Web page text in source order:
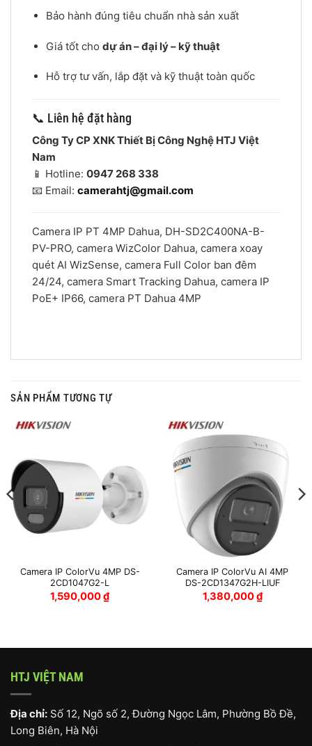
Bảo hành đúng tiêu chuẩn nhà sản xuất
Giá tốt cho dự án – đại lý – kỹ thuật
Hỗ trợ tư vấn, lắp đặt và kỹ thuật toàn quốc
📞 Liên hệ đặt hàng
Công Ty CP XNK Thiết Bị Công Nghệ HTJ Việt
Nam
📱 Hotline: 0947 268 338
📧 Email: camerahtj@gmail.com
Camera IP PT 4MP Dahua, DH-SD2C400NA-B-
PV-PRO, camera WizColor Dahua, camera xoay
quét AI WizSense, camera Full Color ban đêm
24/24, camera Smart Tracking Dahua, camera IP
PoE+ IP66, camera PT Dahua 4MP
SẢN PHẨM TƯƠNG TỰ
Camera IP ColorVu 4MP DS-
2CD1047G2-L
1,590,000₫
Camera IP ColorVu AI 4MP
DS-2CD1347G2H-LIUF
1,380,000₫
HTJ VIỆT NAM
Địa chỉ: Số 12, Ngõ số 2, Đường Ngọc Lâm, Phường Bồ Đề,
Long Biên, Hà Nội